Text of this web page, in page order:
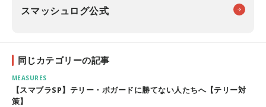
スマッシュログ公式
同じカテゴリーの記事
MEASURES
【スマブラSP】テリー・ボガードに勝てない人たちへ【テリー対
策】